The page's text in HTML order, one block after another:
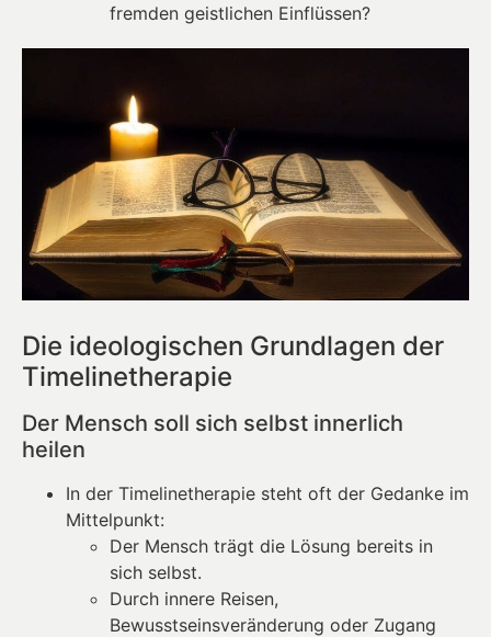
fremden geistlichen Einflüssen?
Die ideologischen Grundlagen der
Timelinetherapie
Der Mensch soll sich selbst innerlich
heilen
In der Timelinetherapie steht oft der Gedanke im
Mittelpunkt:
Der Mensch trägt die Lösung bereits in
sich selbst.
Durch innere Reisen,
Bewusstseinsveränderung oder Zugang